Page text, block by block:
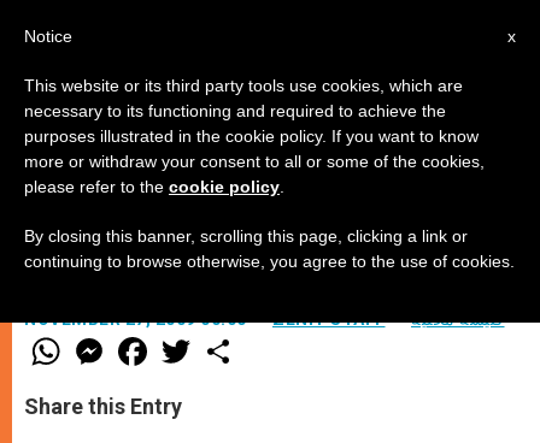
البابا يستقبل بطريرك بابل للكلدان
–
NOVEMBER 27, 2009 00:00 ZENIT STAFF كنيسة محليّة
W
h
t
s
M
e
s
e
F
a
e
b
w
Share this Entry
x
Notice
This website or its third party tools use cookies, which are
necessary to its functioning and required to achieve the
purposes illustrated in the cookie policy. If you want to know
more or withdraw your consent to all or some of the cookies,
please refer to the cookie policy
By closing this banner, scrolling this page, clicking a link or
continuing to browse otherwise, you agree to the use of cookies.